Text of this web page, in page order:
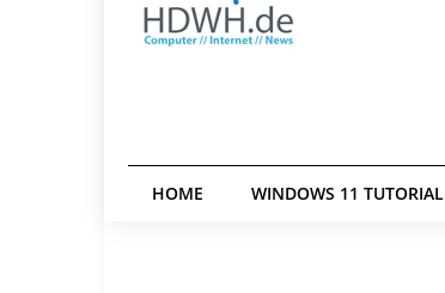
HOME WINDOWS 11 TUTORIAL